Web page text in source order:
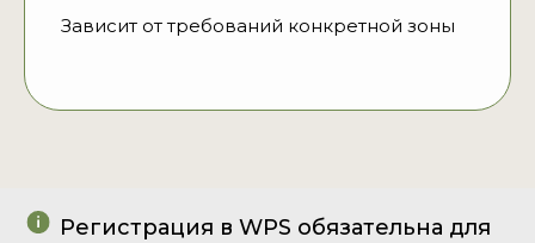
Зависит от требований конкретной зоны
Регистрация в WPS обязательна для